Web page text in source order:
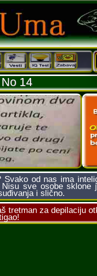
14
od nas ima
sve osobe sklone
i slično.
tretman za depilaciju